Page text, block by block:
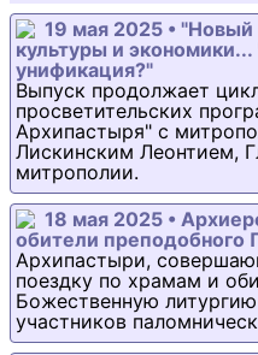
19 мая 2025 • "Новый
культуры и
унификация?"
Выпуск продолжает
просветительских
Архипастыря" с
Лискинским Леонтием,
митрополии.
18 мая 2025 •
обители преподобного
Архипастыри,
поездку по храмам и
Божественную
участников